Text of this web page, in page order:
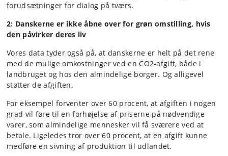
forudsætninger for dialog på tværs.
2: Danskerne er ikke åbne over for grøn omstilling, hvis
den påvirker deres liv
Vores data tyder også på, at danskerne er helt på det rene
med de mulige omkostninger ved en CO2-afgift, både i
landbruget og hos den almindelige borger. Og alligevel
støtter de afgiften.
For eksempel forventer over 60 procent, at afgiften i nogen
grad vil føre til en forhøjelse af priserne på nødvendige
varer, som almindelige mennesker vil få sværere ved at
betale. Ligeledes tror over 60 procent, at en afgift kunne
medføre en sivning af produktion til udlandet.